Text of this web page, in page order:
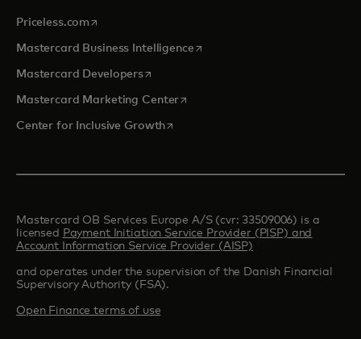
Priceless.com opens in a new tab
Mastercard Business Intelligenceopens in a new tab
Mastercard Developersopens in a new tab
Mastercard Marketing Centeropens in a new tab
Center for Inclusive Growthopens in a new tab
Mastercard OB Services Europe A/S (cvr: 33509006) is a
licensed Payment Initiation Service Provider (PISP) and
Account Information Service Provider (AISP)
and operates under the supervision of the Danish Financial
Supervisory Authority (FSA).
Open Finance terms of use